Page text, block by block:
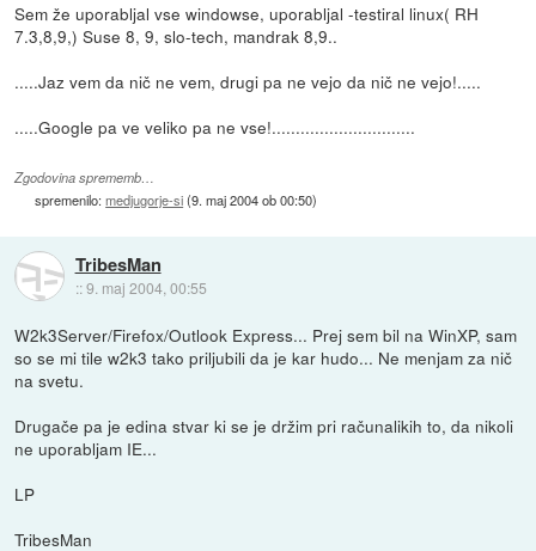
Sem že uporabljal vse windowse, uporabljal -testiral linux( RH
7.3,8,9,) Suse 8, 9, slo-tech, mandrak 8,9..
.....Jaz vem da nič ne vem, drugi pa ne vejo da nič ne vejo!.....
.....Google pa ve veliko pa ne vse!..............................
Zgodovina sprememb…
spremenilo:medjugorje-si(9. maj 2004 ob 00:50)
TribesMan
::9. maj 2004, 00:55
W2k3Server/Firefox/Outlook Express... Prej sem bil na WinXP, sam
so se mi tile w2k3 tako priljubili da je kar hudo... Ne menjam za nič
na svetu.
Drugače pa je edina stvar ki se je držim pri računalikih to, da nikoli
ne uporabljam IE...
LP
TribesMan